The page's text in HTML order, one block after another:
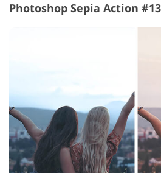
Photoshop Sepia Action